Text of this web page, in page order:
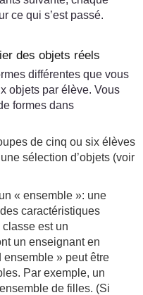
ce qui s’est passé.
des objets réels
différentes que vous
objets par élève. Vous
formes dans
de cinq ou six élèves
sélection d’objets (voir
« ensemble »: une
caractéristiques
est un
un enseignant en
ensemble » peut être
Par exemple, un
de filles. (Si